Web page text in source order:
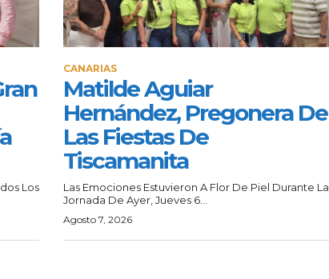
Los
CANARIAS
Matilde Aguiar
Hernández, Pregonera De
Las Fiestas De
Tiscamanita
Las Emociones Estuvieron A Flor De Piel Durante La
Jornada De Ayer, Jueves 6...
Agosto 7, 2026